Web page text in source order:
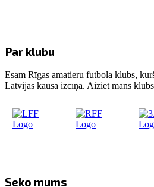
Par klubu
Esam Rīgas amatieru futbola klubs,
Latvijas kausa izcīņā. Aiziet mans
Seko mums